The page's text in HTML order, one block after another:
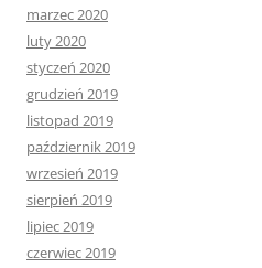
marzec 2020
luty 2020
styczeń 2020
grudzień 2019
listopad 2019
październik 2019
wrzesień 2019
sierpień 2019
lipiec 2019
czerwiec 2019